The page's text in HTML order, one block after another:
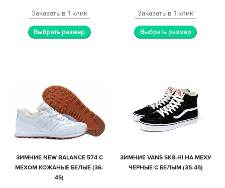
Заказать в 1 клик
Выбрать размер
Заказать в 1 клик
Выбрать размер
ЗИМНИЕ NEW BALANCE 574 С
МЕХОМ КОЖАНЫЕ БЕЛЫЕ (36-
45)
ЗИМНИЕ VANS SK8-HI НА МЕХУ
ЧЕРНЫЕ С БЕЛЫМ (35-45)